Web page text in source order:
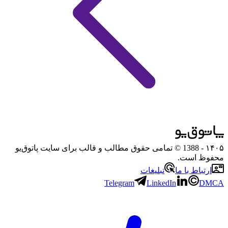
۱۴۰۵
- 1388 © تمامی حقوق مطالب و قالب برای سایت پاتوق‌یو
محفوظ است.
ارتباط با ما
تبلیغات
Telegram
LinkedIn DMCA